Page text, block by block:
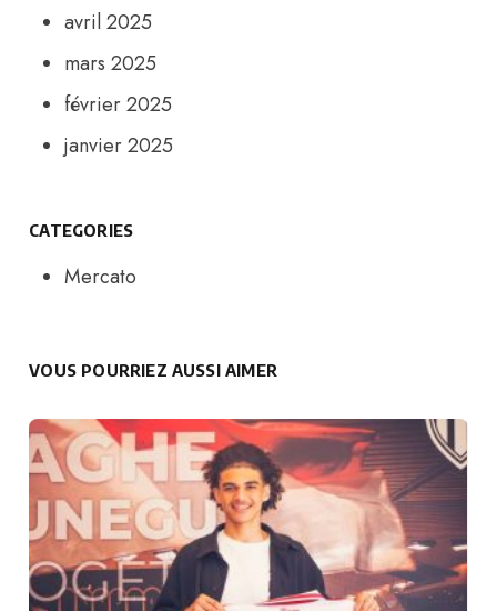
avril 2025
mars 2025
février 2025
janvier 2025
CATEGORIES
Mercato
VOUS POURRIEZ AUSSI AIMER